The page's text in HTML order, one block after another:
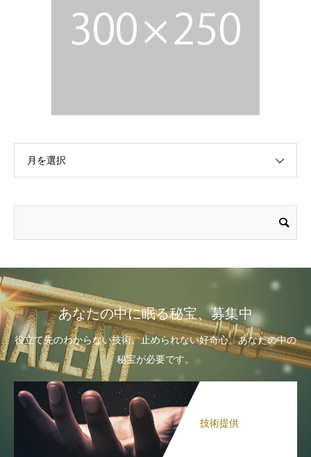
月を選択
あなたの中に眠る秘宝、募集中
役立て先のわからない技術、止められない好奇心。あなたの中の
秘宝が必要です。
技術提供